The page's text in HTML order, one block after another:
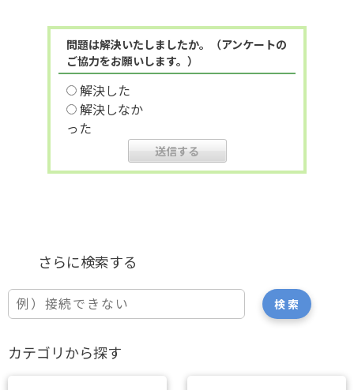
問題は解決いたしましたか。（アンケートの
ご協力をお願いします。）
解決した
解決しなか
った
カテゴリから探す